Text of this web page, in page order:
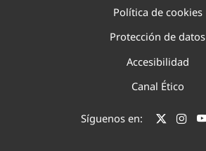
Política de cookies
Protección de datos
Accesibilidad
Canal Ético
Síguenos en: